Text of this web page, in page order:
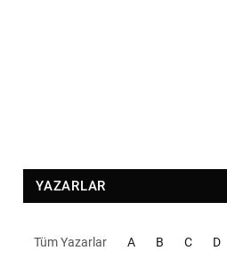
YAZARLAR
Tüm Yazarlar A B C D